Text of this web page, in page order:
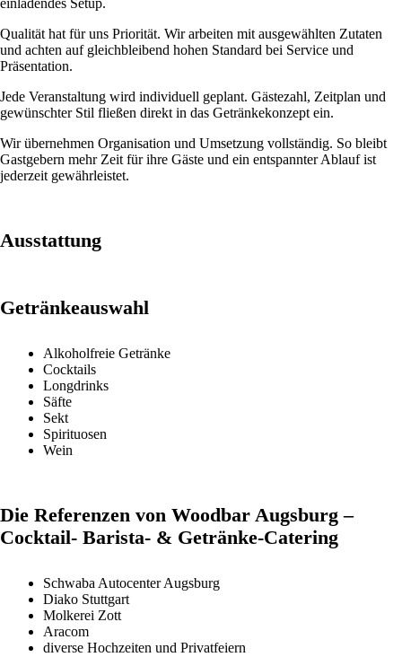
einladendes Setup.
Qualität hat für uns Priorität. Wir arbeiten mit ausgewählten Zutaten
und achten auf gleichbleibend hohen Standard bei Service und
Präsentation.
Jede Veranstaltung wird individuell geplant. Gästezahl, Zeitplan und
gewünschter Stil fließen direkt in das Getränkekonzept ein.
Wir übernehmen Organisation und Umsetzung vollständig. So bleibt
Gastgebern mehr Zeit für ihre Gäste und ein entspannter Ablauf ist
jederzeit gewährleistet.
Ausstattung
Getränkeauswahl
Alkoholfreie Getränke
Cocktails
Longdrinks
Säfte
Sekt
Spirituosen
Wein
Die Referenzen von Woodbar Augsburg –
Cocktail- Barista- & Getränke-Catering
Schwaba Autocenter Augsburg
Diako Stuttgart
Molkerei Zott
Aracom
diverse Hochzeiten und Privatfeiern